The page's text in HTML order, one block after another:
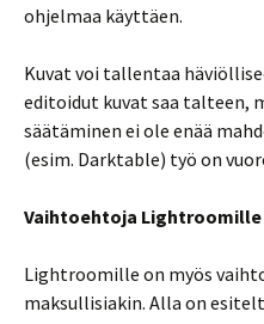
ohjelmaa käyttäen.
Kuvat voi tallentaa
editoidut kuvat saa talteen,
säätäminen ei ole enää
(esim. Darktable) työ on
Vaihtoehtoja Lightroomille
Lightroomille on myös
maksullisiakin. Alla on